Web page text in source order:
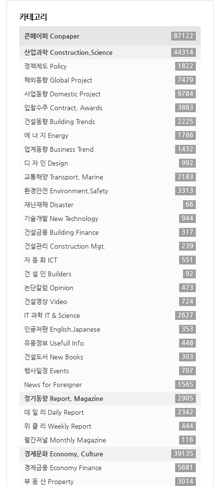
카테고리
콘페이퍼 Conpaper 87122
산업과학 Construction,Science
44314
정책제도 Policy
1822
해외동향 Global Project
7479
사업동향 Domestic Project
9784
입찰수주 Contract, Awards
3883
건설동향 Building Trends
2225
에 너 지 Energy
1786
업계동향 Business Trend
1432
디 자 인 Design
992
교통해양 Transport, Marine
2183
환경안전 Environment,Safety
3313
재난재해 Disaster
66
기술개발 New Technology
944
건설금융 Building Finance
317
건설관리 Construction Mgt.
239
자 동 화 ICT
551
건 설 인 Builders
92
논단칼럼 Opinion
473
건설영상 Video
724
IT 과학 IT & Science
2627
인글저팬 English,Japanese
353
유용정보 Usefull Info.
448
건설도서 New Books
303
행사일정 Events
707
News for Foreigner
1565
정기동향 Report, Magazine
2905
데 일 리 Daily Report
2342
위 클 리 Weekly Report
444
월간저널 Monthly Magazine
116
경제문화 Economy, Culture
39135
경제금융 Economy Finance
5681
부 동 산 Property
3014